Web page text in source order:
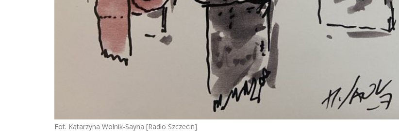
Fot. Katarzyna Wolnik-Sayna [Radio Szczecin]